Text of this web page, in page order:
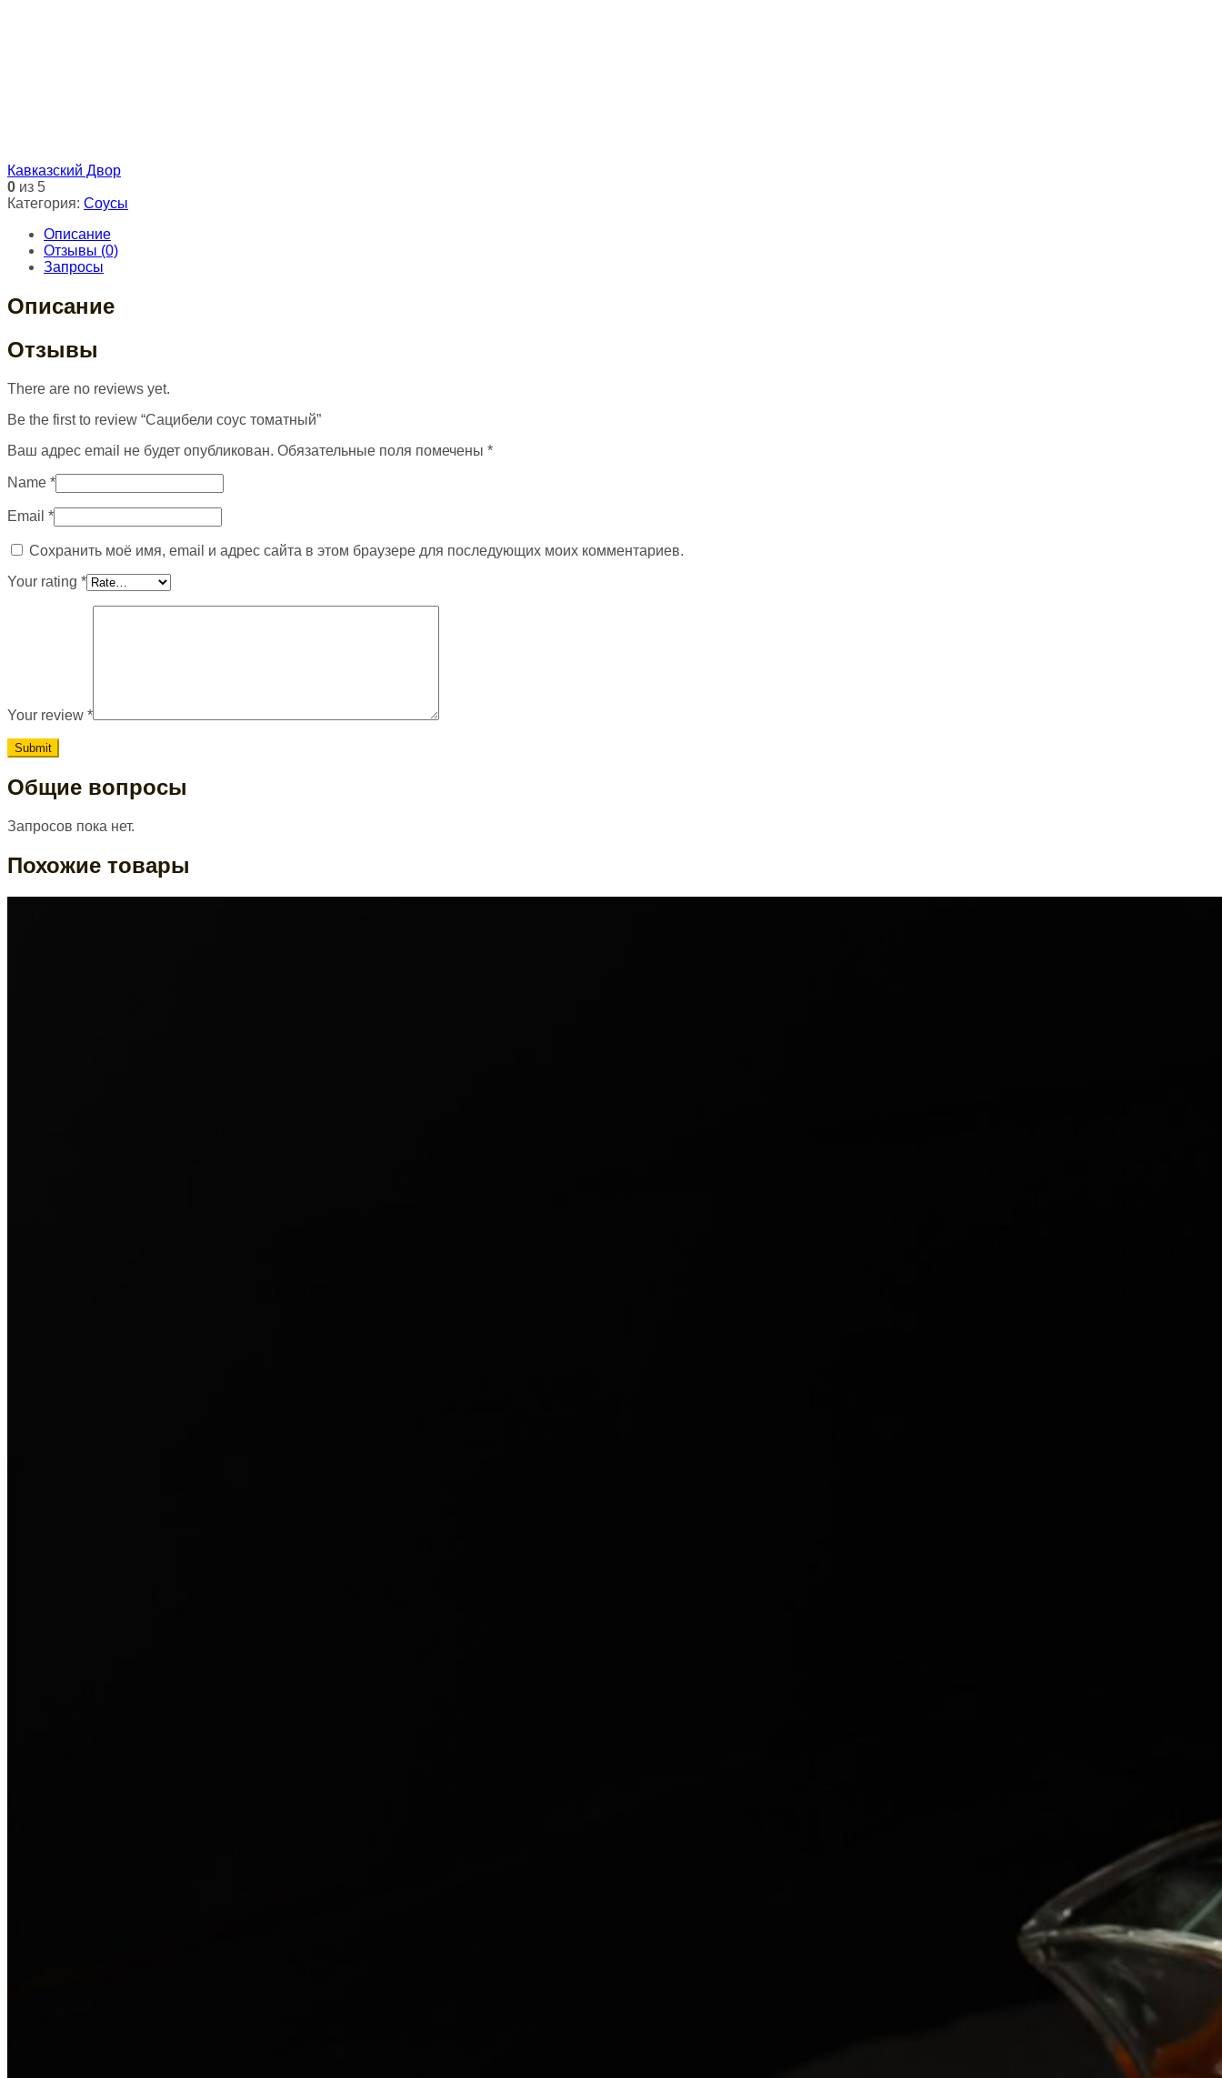
Кавказский Двор
0 из 5
Категория: Соусы
Описание
Отзывы (0)
Запросы
Описание
Отзывы
There are no reviews yet.
Be the first to review “Сацибели соус томатный”
Ваш адрес email не будет опубликован. Обязательные поля помечены *
Name *
Email *
Сохранить моё имя, email и адрес сайта в этом браузере для последующих моих комментариев.
Your rating *
Your review *
Общие вопросы
Запросов пока нет.
Похожие товары